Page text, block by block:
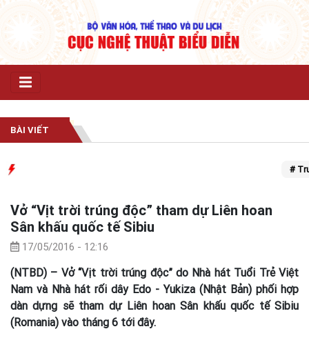
BÀI VIẾT
#
Vở “Vịt trời trúng độc” tham dự Liên hoan
Sân khấu quốc tế Sibiu
17/05/2016 - 12:16
(NTBD) – Vở “Vịt trời trúng độc” do Nhà hát Tuổi Trẻ Việt
Nam và Nhà hát rối dây Edo - Yukiza (Nhật Bản) phối hợp
dàn dựng sẽ tham dự Liên hoan Sân khấu quốc tế Sibiu
(Romania) vào tháng 6 tới đây.